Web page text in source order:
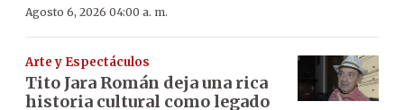
Agosto 6, 2026 04:00 a. m.
Arte y Espectáculos
Tito Jara Román deja una rica
historia cultural como legado